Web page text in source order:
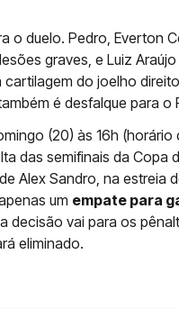
o duelo. Pedro, Everton
graves, e Luiz
do joelho
é desfalque para o
(20) às 16h (horário
das semifinais da Copa
Alex Sandro, na estreia
um empate para
vai para os
eliminado.